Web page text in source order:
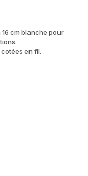
cm blanche pour
en fil.